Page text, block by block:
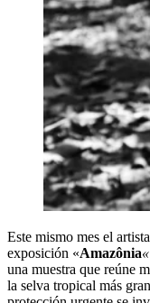
Este mismo mes el
exposición «Amazônia«
una muestra que reúne
la selva tropical más